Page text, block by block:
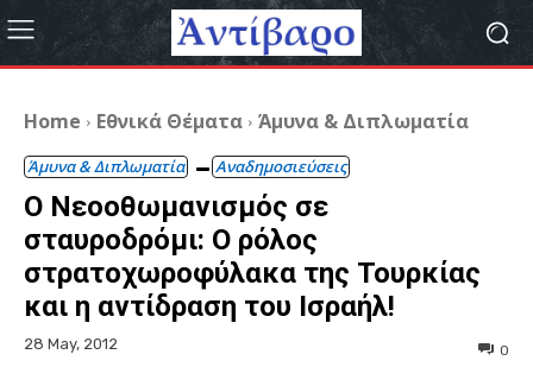
Home Εθνικά Θέματα Άμυνα & Διπλωματία
Άμυνα & Διπλωματία Αναδημοσιεύσεις
Ο Νεοοθωμανισμός σε
σταυροδρόμι: Ο ρόλος
στρατοχωροφύλακα της Τουρκίας
και η αντίδραση του Ισραήλ!
28 May, 2012 0